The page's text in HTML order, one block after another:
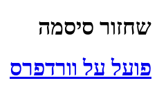
שחזור סיסמה
פועל על וורדפרס